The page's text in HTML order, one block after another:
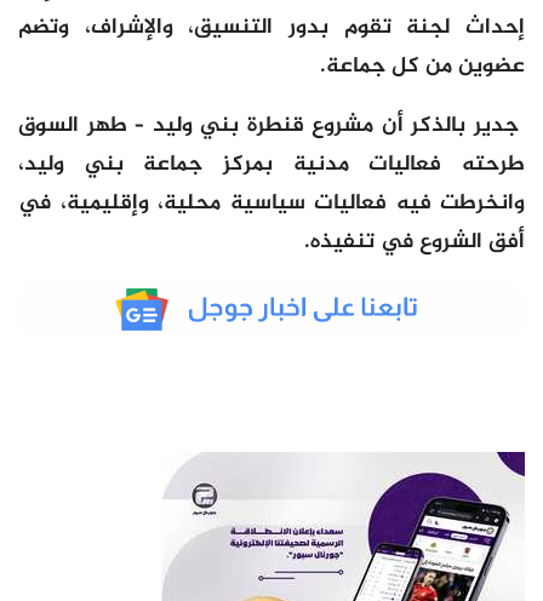
إحداث لجنة تقوم بدور التنسيق، والإشراف، وتضم
عضوين من كل جماعة.
جدير بالذكر أن مشروع قنطرة بني وليد – طهر السوق
طرحته فعاليات مدنية بمركز جماعة بني وليد،
وانخرطت فيه فعاليات سياسية محلية، وإقليمية، في
أفق الشروع في تنفيذه.